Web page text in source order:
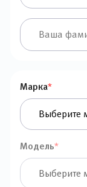
Марка*
Модель*